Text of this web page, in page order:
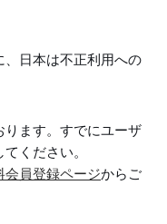
日本は不正利用への
ます。すでにユーザ
ください。
会員登録ページからご